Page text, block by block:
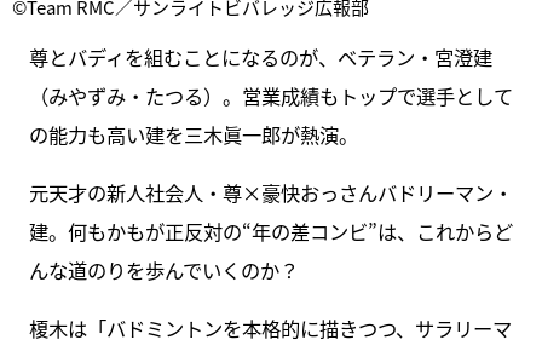
©Team RMC／サンライトビバレッジ広報部
尊とバディを組むことになるのが、ベテラン・宮澄建
（みやずみ・たつる）。営業成績もトップで選手として
の能力も高い建を三木眞一郎が熱演。
元天才の新人社会人・尊×豪快おっさんバドリーマン・
建。何もかもが正反対の“年の差コンビ”は、これからど
んな道のりを歩んでいくのか？
榎木は「バドミントンを本格的に描きつつ、サラリーマ